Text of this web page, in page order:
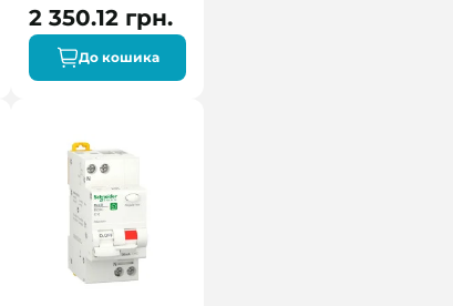
2 350.12 грн.
До кошика